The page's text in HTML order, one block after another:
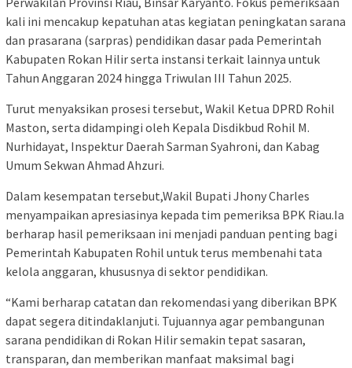
kali ini mencakup kepatuhan atas kegiatan peningkatan sarana
dan prasarana (sarpras) pendidikan dasar pada Pemerintah
Kabupaten Rokan Hilir serta instansi terkait lainnya untuk
Tahun Anggaran 2024 hingga Triwulan III Tahun 2025.
Turut menyaksikan prosesi tersebut, Wakil Ketua DPRD Rohil
Maston, serta didampingi oleh Kepala Disdikbud Rohil M.
Nurhidayat, Inspektur Daerah Sarman Syahroni, dan Kabag
Umum Sekwan Ahmad Ahzuri.
Dalam kesempatan tersebut,Wakil Bupati Jhony Charles
menyampaikan apresiasinya kepada tim pemeriksa BPK Riau.Ia
berharap hasil pemeriksaan ini menjadi panduan penting bagi
Pemerintah Kabupaten Rohil untuk terus membenahi tata
kelola anggaran, khususnya di sektor pendidikan.
“Kami berharap catatan dan rekomendasi yang diberikan BPK
dapat segera ditindaklanjuti. Tujuannya agar pembangunan
sarana pendidikan di Rokan Hilir semakin tepat sasaran,
transparan, dan memberikan manfaat maksimal bagi